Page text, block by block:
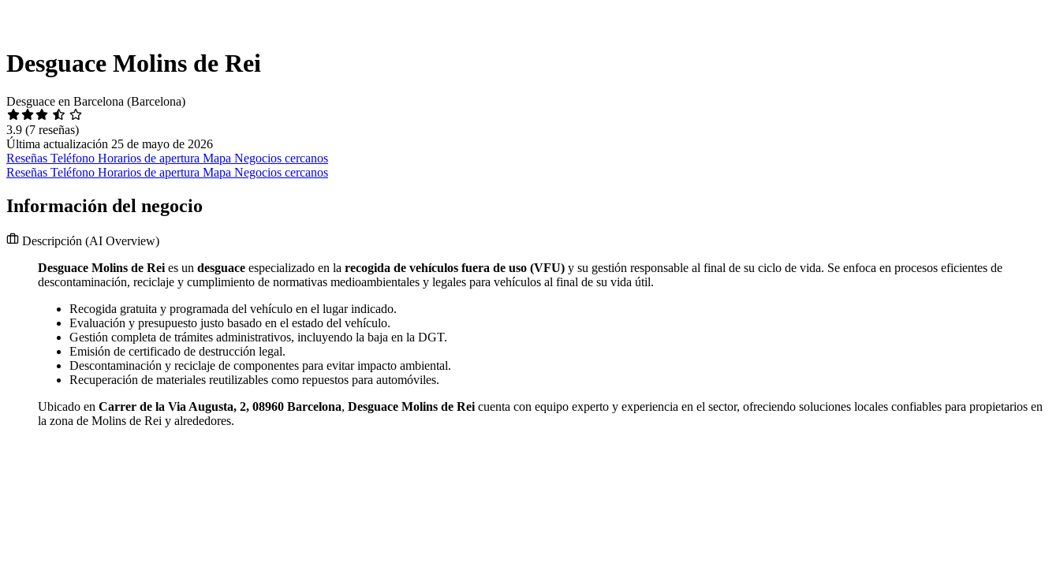
Desguace Molins de Rei
Desguace en Barcelona (Barcelona)
3.9 (7 reseñas)
Última actualización 25 de mayo de 2026
Reseñas Teléfono Horarios de apertura Mapa Negocios cercanos
Reseñas Teléfono Horarios de apertura Mapa Negocios cercanos
Información del negocio
Descripción (AI Overview)
Desguace Molins de Rei es un desguace especializado en la recogida de vehículos fuera de uso (VFU) y su gestión responsable al final de su ciclo de vida. Se enfoca en procesos eficientes de
descontaminación, reciclaje y cumplimiento de normativas medioambientales y legales para vehículos al final de su vida útil.
Recogida gratuita y programada del vehículo en el lugar indicado.
Evaluación y presupuesto justo basado en el estado del vehículo.
Gestión completa de trámites administrativos, incluyendo la baja en la DGT.
Emisión de certificado de destrucción legal.
Descontaminación y reciclaje de componentes para evitar impacto ambiental.
Recuperación de materiales reutilizables como repuestos para automóviles.
Ubicado en Carrer de la Via Augusta, 2, 08960 Barcelona, Desguace Molins de Rei cuenta con equipo experto y experiencia en el sector, ofreciendo soluciones locales confiables para propietarios en
la zona de Molins de Rei y alrededores.